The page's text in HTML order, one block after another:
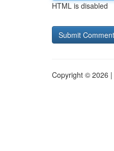
HTML is disabled
Copyright © 2026 |